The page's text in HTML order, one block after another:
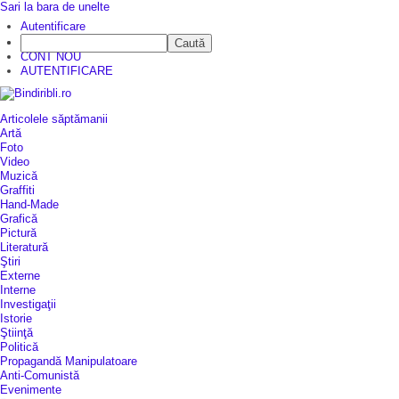
CONT NOU
AUTENTIFICARE
Articolele săptămanii
Artă
Foto
Video
Muzică
Graffiti
Hand-Made
Grafică
Pictură
Literatură
Ştiri
Externe
Interne
Investigaţii
Istorie
Ştiinţă
Politică
Propagandă Manipulatoare
Anti-Comunistă
Evenimente
Sari la bara de unelte
Autentificare
Caută